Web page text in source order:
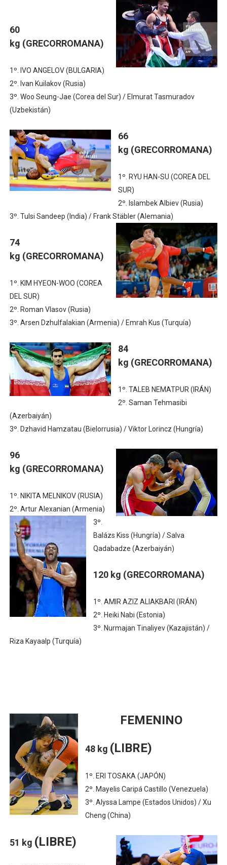
60
kg (GRECORROMANA)
1º. IVO ANGELOV (BULGARIA)
2º. Ivan Kuilakov (Rusia)
3º. Woo Seung-Jae (Corea del Sur) / Elmurat Tasmuradov
(Uzbekistán)
66
kg (GRECORROMANA)
1º. RYU HAN-SU (COREA DEL
SUR)
2º. Islambek Albiev (Rusia)
3º. Tulsi Sandeep (India) / Frank Stäbler (Alemania)
74
kg (GRECORROMANA)
1º. KIM HYEON-WOO (COREA
DEL SUR)
2º. Roman Vlasov (Rusia)
3º. Arsen Dzhulfalakian (Armenia) / Emrah Kus (Turquía)
84
kg (GRECORROMANA)
1º. TALEB NEMATPUR (IRÁN)
2º. Saman Tehmasibi
(Azerbaiyán)
3º. Dzhavid Hamzatau (Bielorrusia) / Viktor Lorincz (Hungría)
96
kg (GRECORROMANA)
1º. NIKITA MELNIKOV (RUSIA)
2º. Artur Alexanian (Armenia)
3º.
Balázs Kiss (Hungría) / Salva
Qadabadze (Azerbaiyán)
120 kg (GRECORROMANA)
1º. AMIR AZIZ ALIAKBARI (IRÁN)
2º. Heiki Nabi (Estonia)
3º. Nurmajan Tinaliyev (Kazajistán) /
Riza Kayaalp (Turquía)
FEMENINO
48 kg (LIBRE)
1º. ERI TOSAKA (JAPÓN)
2º. Mayelis Caripá Castillo (Venezuela)
3º. Alyssa Lampe (Estados Unidos) / Xu
Cheng (China)
51 kg (LIBRE)